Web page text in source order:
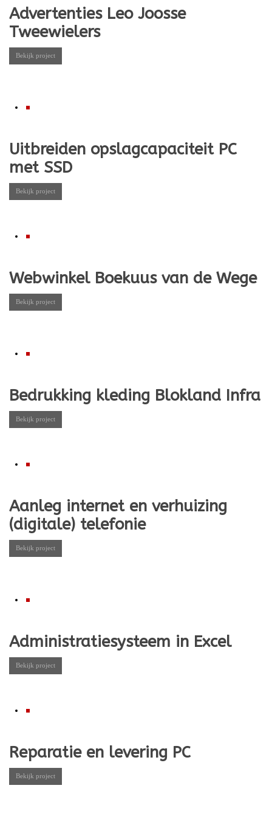
Advertenties Leo Joosse
Tweewielers
Bekijk project
Uitbreiden opslagcapaciteit PC
met SSD
Bekijk project
Webwinkel Boekuus van de Wege
Bekijk project
Bedrukking kleding Blokland Infra
Bekijk project
Aanleg internet en verhuizing
(digitale) telefonie
Bekijk project
Administratiesysteem in Excel
Bekijk project
Reparatie en levering PC
Bekijk project